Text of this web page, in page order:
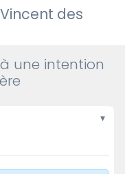
des
une intention